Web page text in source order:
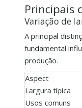
Principais
Variação de
A principal
fundamental
produção.
Aspect
Largura típica
Usos comuns